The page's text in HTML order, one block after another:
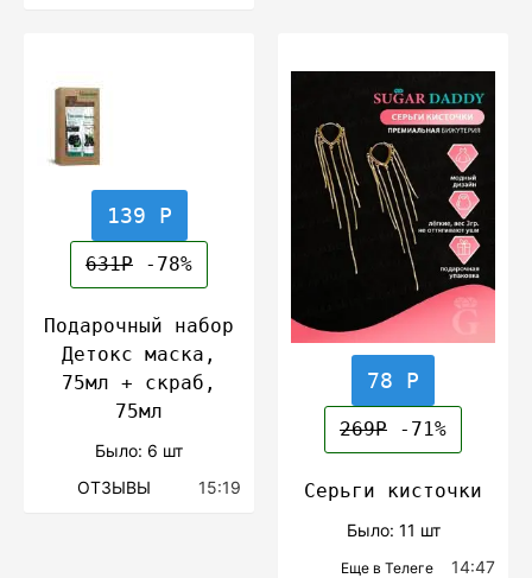
139 Р
631Р -78%
Подарочный набор
Детокс маска,
75мл + скраб,
75мл
Было: 6 шт
ОТЗЫВЫ
15:19
78 Р
269Р -71%
Серьги кисточки
Было: 11 шт
Еще в Телеге 14:47